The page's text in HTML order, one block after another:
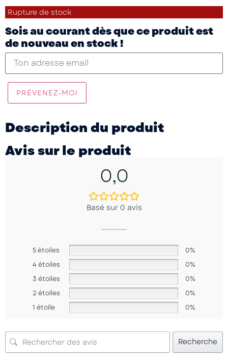
Rupture de stock
Sois au courant dès que ce produit est
de nouveau en stock !
PRÉVENEZ-MOI
Description du produit
Avis sur le produit
0,0
Basé sur 0 avis
5 étoiles
0%
4 étoiles
0%
3 étoiles
0%
2 étoiles
0%
1 étoile
0%
Recherche